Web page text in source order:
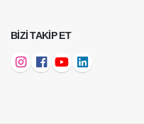
BIZI TAKIP ET